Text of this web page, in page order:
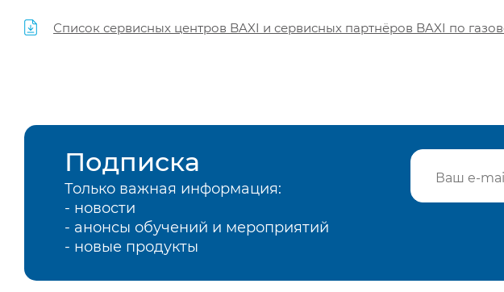
Список сервисных центров BAXI и сервисных партнёров BAXI по
Подписка
Только важная информация:
- новости
- анонсы обучений и мероприятий
- новые продукты